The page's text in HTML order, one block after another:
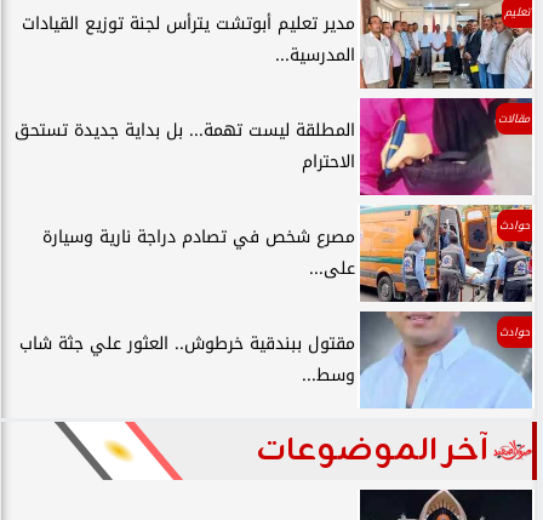
تعليم
مدير تعليم أبوتشت يترأس لجنة توزيع القيادات
المدرسية...
مقالات
المطلقة ليست تهمة... بل بداية جديدة تستحق
الاحترام
حوادث
مصرع شخص في تصادم دراجة نارية وسيارة
على...
حوادث
مقتول ببندقية خرطوش.. العثور علي جثة شاب
وسط...
آخر الموضوعات